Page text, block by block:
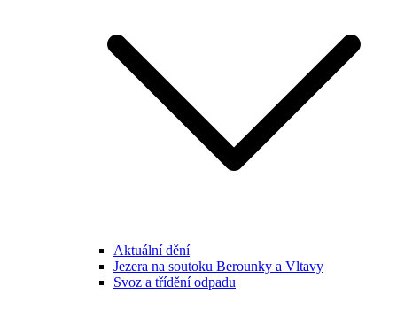
Aktuální dění
Jezera na soutoku Berounky a Vltavy
Svoz a třídění odpadu